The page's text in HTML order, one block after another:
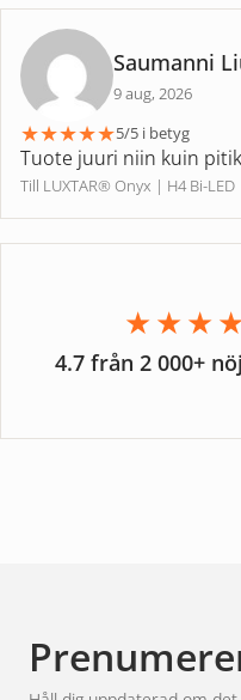
Saumanni
9 aug, 2026
★★★★★5/5 i betyg
Tuote juuri niin kuin
Till LUXTAR® Onyx | H4 Bi-LED
4.7 från 2 000+